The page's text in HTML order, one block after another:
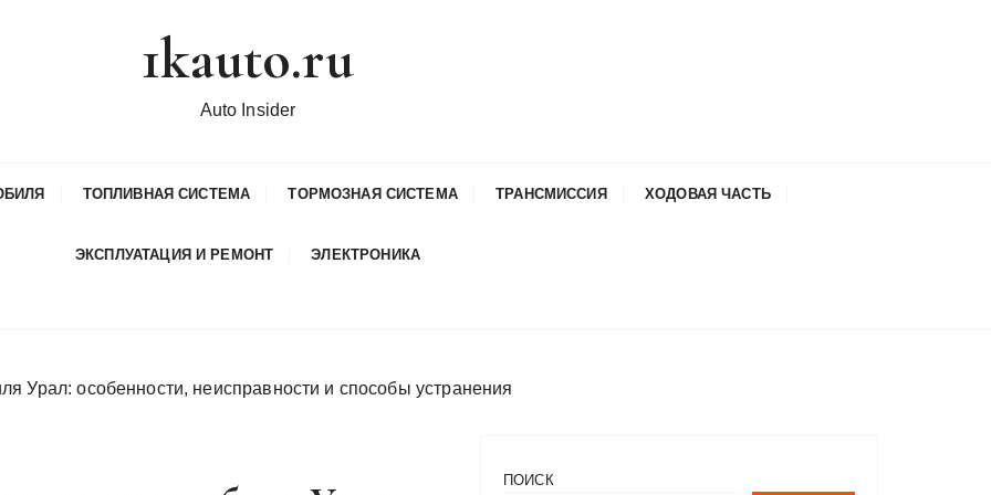
1kauto.ru
Auto Insider
ТОПЛИВНАЯ СИСТЕМА ТОРМОЗНАЯ СИСТЕМА ТРАНСМИССИЯ ХОДОВАЯ ЧАСТЬ
ЭКСПЛУАТАЦИЯ И РЕМОНТ ЭЛЕКТРОНИКА
Урал: особенности, неисправности и способы устранения
ПОИСК